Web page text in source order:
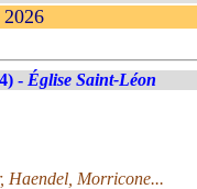
- Église Saint-Léon
Haendel, Morricone...